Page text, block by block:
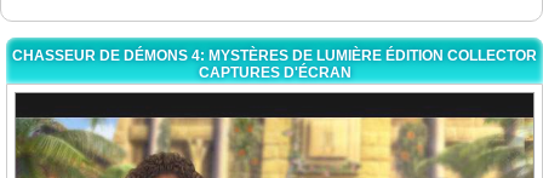
CHASSEUR DE DÉMONS 4: MYSTÈRES DE LUMIÈRE ÉDITION COLLECTOR
CAPTURES D'ÉCRAN